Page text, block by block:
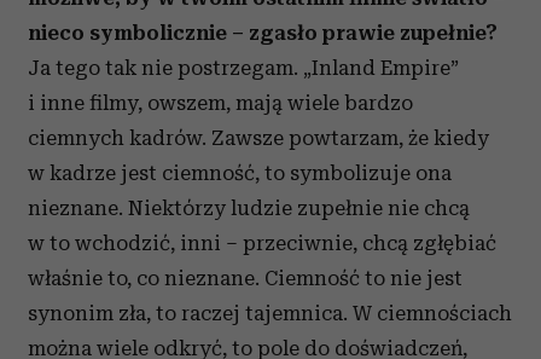
nieco symbolicznie – zgasło prawie zupełnie?
Ja tego tak nie postrzegam. „Inland Empire”
i inne filmy, owszem, mają wiele bardzo
ciemnych kadrów. Zawsze powtarzam, że kiedy
w kadrze jest ciemność, to symbolizuje ona
nieznane. Niektórzy ludzie zupełnie nie chcą
w to wchodzić, inni – przeciwnie, chcą zgłębiać
właśnie to, co nieznane. Ciemność to nie jest
synonim zła, to raczej tajemnica. W ciemnościach
można wiele odkryć, to pole do doświadczeń,